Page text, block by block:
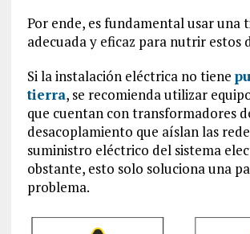
Por ende, es fundamental usar una
adecuada y eficaz para nutrir estos
Si la instalación eléctrica no tiene
tierra, se recomienda utilizar
que cuentan con transformadores
desacoplamiento que aíslan las
suministro eléctrico del sistema
obstante, esto solo soluciona una
problema.